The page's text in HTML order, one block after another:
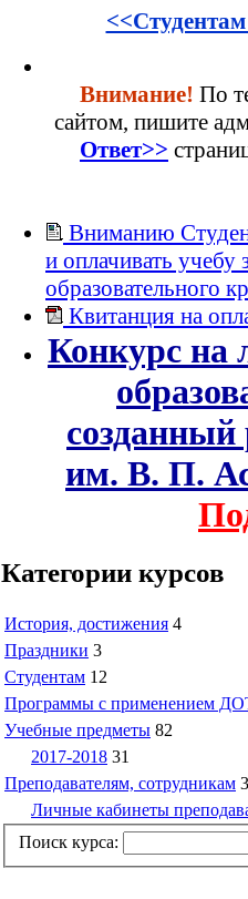
Внимание! По
сайтом, пишите
Ответ>>
Вниманию
и оплачивать учебу
образовательного
Квитанция на
Конкурс на
им. В. П.
Категории курсов
История, достижения 4
Праздники 3
Студентам 12
Программы с применением
Учебные предметы 82
2017-2018 31
Преподавателям, сотрудникам 3
Личные кабинеты
Поиск курса: